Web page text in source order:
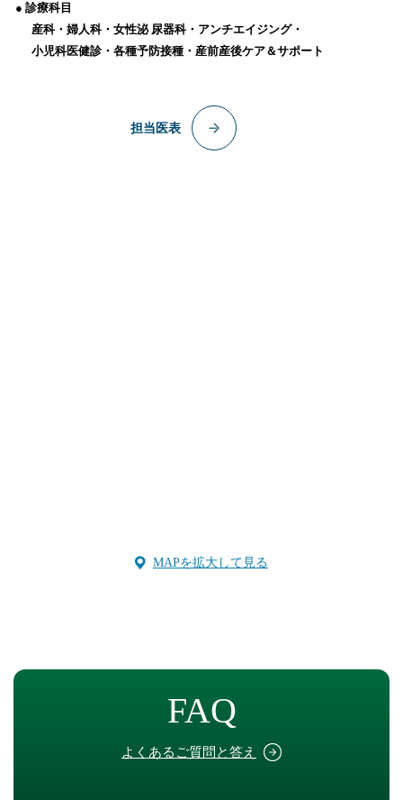
● 診療科目
産科・婦人科・女性泌 尿器科・アンチエイジング・
小児科医健診・各種予防接種・産前産後ケア＆サポート
担当医表
MAPを拡大して見る
FAQ
よくあるご質問と答え